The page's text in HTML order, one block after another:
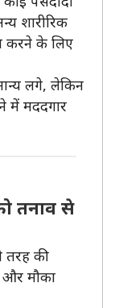
शारीरिक
करने के लिए
लगे, लेकिन
में मददगार
तनाव से
तरह की
और मौका